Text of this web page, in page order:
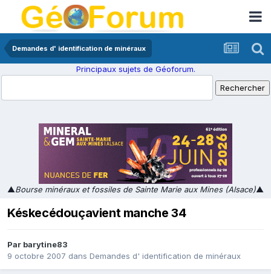
Demandes d' identification de minéraux
Principaux sujets de Géoforum.
▲Bourse minéraux et fossiles de Sainte Marie aux Mines (Alsace)▲
Késkecédouçavient manche 34
Par barytine83
9 octobre 2007 dans Demandes d' identification de minéraux